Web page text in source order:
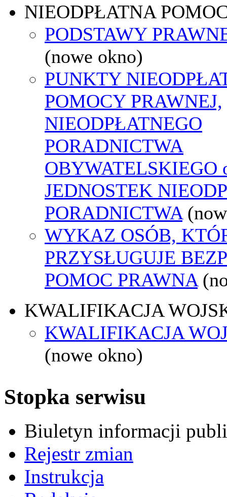
NIEODPŁATNA
PODSTAWY
(nowe okno)
PUNKTY
POMOCY PRAWNEJ,
NIEODPŁATNEGO
PORADNICTWA
OBYWATELSKIEGO
JEDNOSTEK
PORADNICTWA
WYKAZ OSÓB,
PRZYSŁUGUJE
POMOC PRAWNA
KWALIFIKACJA
KWALIFIKACJA
(nowe okno)
Stopka serwisu
Biuletyn informacji
Rejestr zmian
Instrukcja